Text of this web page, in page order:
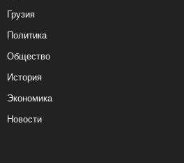
Грузия
Политика
Общество
История
Экономика
Новости